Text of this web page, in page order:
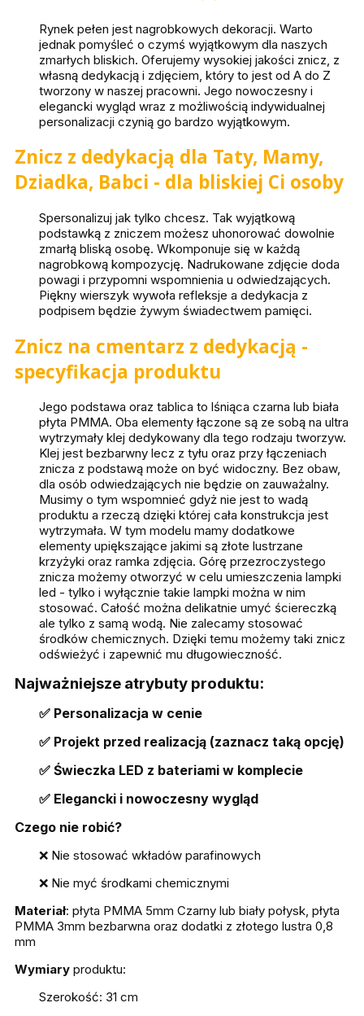
Rynek pełen jest nagrobkowych dekoracji. Warto
jednak pomyśleć o czymś wyjątkowym dla naszych
zmarłych bliskich. Oferujemy wysokiej jakości znicz, z
własną dedykacją i zdjęciem, który to jest od A do Z
tworzony w naszej pracowni. Jego nowoczesny i
elegancki wygląd wraz z możliwością indywidualnej
personalizacji czynią go bardzo wyjątkowym.
Znicz z dedykacją dla Taty, Mamy,
Dziadka, Babci - dla bliskiej Ci osoby
Spersonalizuj jak tylko chcesz. Tak wyjątkową
podstawką z zniczem możesz uhonorować dowolnie
zmarłą bliską osobę. Wkomponuje się w każdą
nagrobkową kompozycję. Nadrukowane zdjęcie doda
powagi i przypomni wspomnienia u odwiedzających.
Piękny wierszyk wywoła refleksje a dedykacja z
podpisem będzie żywym świadectwem pamięci.
Znicz na cmentarz z dedykacją -
specyfikacja produktu
Jego podstawa oraz tablica to lśniąca czarna lub biała
płyta PMMA. Oba elementy łączone są ze sobą na ultra
wytrzymały klej dedykowany dla tego rodzaju tworzyw.
Klej jest bezbarwny lecz z tyłu oraz przy łączeniach
znicza z podstawą może on być widoczny. Bez obaw,
dla osób odwiedzających nie będzie on zauważalny.
Musimy o tym wspomnieć gdyż nie jest to wadą
produktu a rzeczą dzięki której cała konstrukcja jest
wytrzymała. W tym modelu mamy dodatkowe
elementy upiększające jakimi są złote lustrzane
krzyżyki oraz ramka zdjęcia. Górę przezroczystego
znicza możemy otworzyć w celu umieszczenia lampki
led - tylko i wyłącznie takie lampki można w nim
stosować. Całość można delikatnie umyć ściereczką
ale tylko z samą wodą. Nie zalecamy stosować
środków chemicznych. Dzięki temu możemy taki znicz
odświeżyć i zapewnić mu długowieczność.
Najważniejsze atrybuty produktu:
✅ Personalizacja w cenie
✅ Projekt przed realizacją (zaznacz taką opcję)
✅ Świeczka LED z bateriami w komplecie
✅ Elegancki i nowoczesny wygląd
Czego nie robić?
❌ Nie stosować wkładów parafinowych
❌ Nie myć środkami chemicznymi
Materiał: płyta PMMA 5mm Czarny lub biały połysk, płyta
PMMA 3mm bezbarwna oraz dodatki z złotego lustra 0,8
mm
Wymiary produktu:
Szerokość: 31 cm